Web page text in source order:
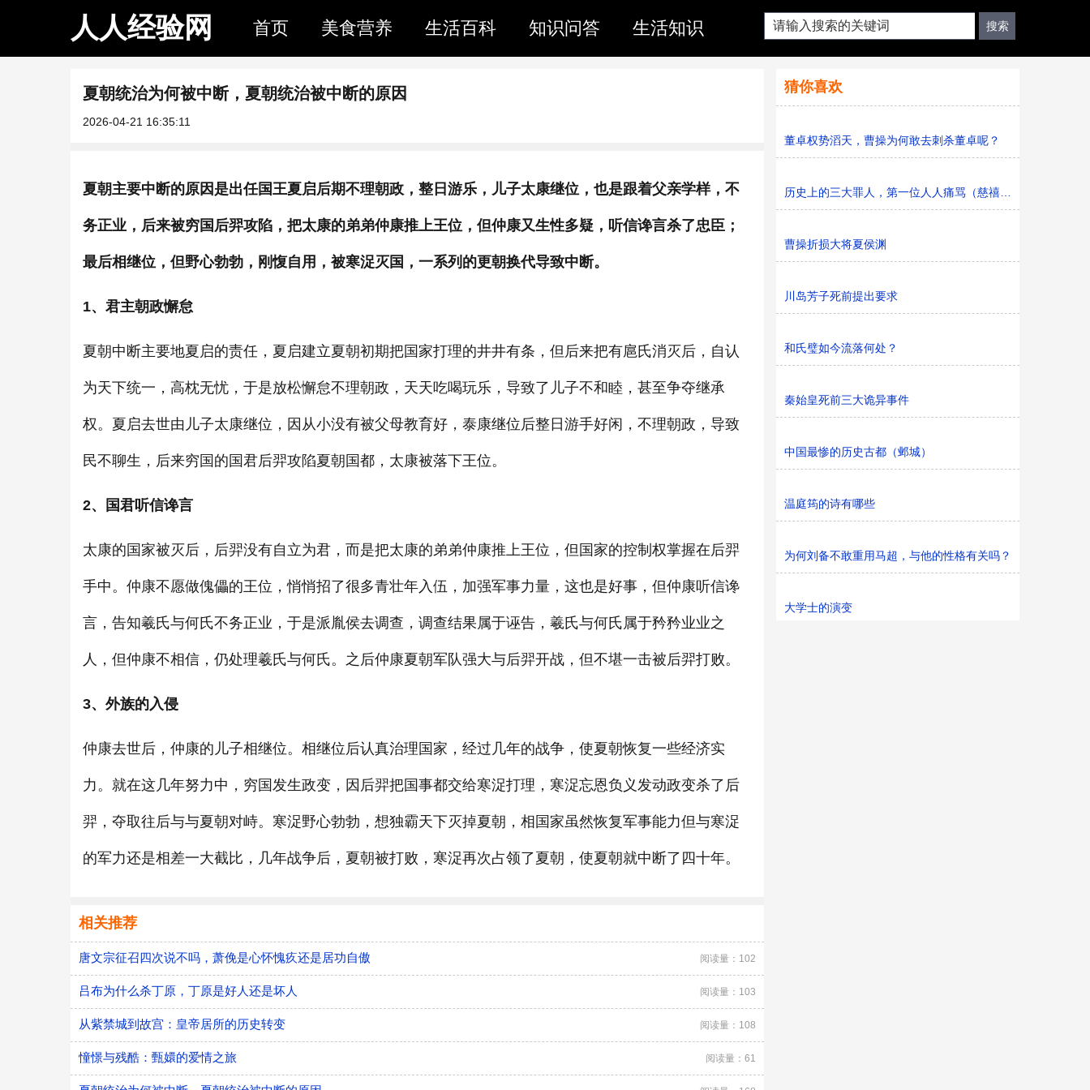
人人经验网 首页 美食营养 生活百科 知识问答 生活知识
夏朝统治为何被中断，夏朝统治被中断的原因
2026-04-21 16:35:11
夏朝主要中断的原因是出任国王夏启后期不理朝政，整日游乐，儿子太康继位，也是跟着父亲学样，不
务正业，后来被穷国后羿攻陷，把太康的弟弟仲康推上王位，但仲康又生性多疑，听信谗言杀了忠臣；
最后相继位，但野心勃勃，刚愎自用，被寒浞灭国，一系列的更朝换代导致中断。
1、君主朝政懈怠
夏朝中断主要地夏启的责任，夏启建立夏朝初期把国家打理的井井有条，但后来把有扈氏消灭后，自认
为天下统一，高枕无忧，于是放松懈怠不理朝政，天天吃喝玩乐，导致了儿子不和睦，甚至争夺继承
权。夏启去世由儿子太康继位，因从小没有被父母教育好，泰康继位后整日游手好闲，不理朝政，导致
民不聊生，后来穷国的国君后羿攻陷夏朝国都，太康被落下王位。
2、国君听信谗言
太康的国家被灭后，后羿没有自立为君，而是把太康的弟弟仲康推上王位，但国家的控制权掌握在后羿
手中。仲康不愿做傀儡的王位，悄悄招了很多青壮年入伍，加强军事力量，这也是好事，但仲康听信谗
言，告知羲氏与何氏不务正业，于是派胤侯去调查，调查结果属于诬告，羲氏与何氏属于矜矜业业之
人，但仲康不相信，仍处理羲氏与何氏。之后仲康夏朝军队强大与后羿开战，但不堪一击被后羿打败。
3、外族的入侵
仲康去世后，仲康的儿子相继位。相继位后认真治理国家，经过几年的战争，使夏朝恢复一些经济实
力。就在这几年努力中，穷国发生政变，因后羿把国事都交给寒浞打理，寒浞忘恩负义发动政变杀了后
羿，夺取往后与与夏朝对峙。寒浞野心勃勃，想独霸天下灭掉夏朝，相国家虽然恢复军事能力但与寒浞
的军力还是相差一大截比，几年战争后，夏朝被打败，寒浞再次占领了夏朝，使夏朝就中断了四十年。
相关推荐
唐文宗征召四次说不吗，萧俛是心怀愧疚还是居功自傲 阅读量：102
吕布为什么杀丁原，丁原是好人还是坏人 阅读量：103
从紫禁城到故宫：皇帝居所的历史转变 阅读量：108
憧憬与残酷：甄嬛的爱情之旅 阅读量：61
猜你喜欢
董卓权势滔天，曹操为何敢去刺杀董卓呢？
历史上的三大罪人，第一位人人痛骂（慈禧，安禄山，秦桧）
曹操折损大将夏侯渊
川岛芳子死前提出要求
和氏璧如今流落何处？
秦始皇死前三大诡异事件
中国最惨的历史古都（邺城）
温庭筠的诗有哪些
为何刘备不敢重用马超，与他的性格有关吗？
大学士的演变